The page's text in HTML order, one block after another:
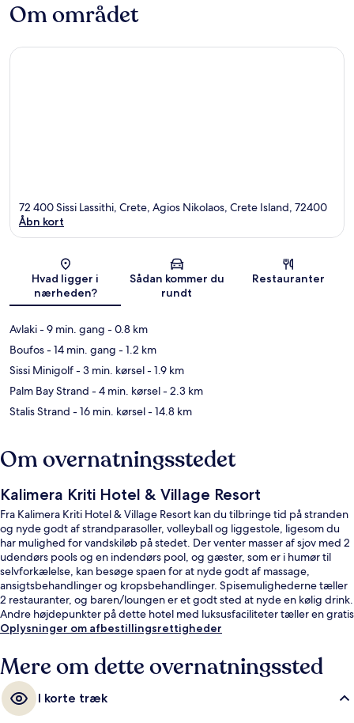
Om området
Kort
72 400 Sissi Lassithi, Crete, Agios Nikolaos, Crete Island, 72400
Åbn kort
Hvad ligger i
nærheden?
Sådan kommer du
rundt
Restauranter
Avlaki- 9 min. gang - 0.8 km
Boufos- 14 min. gang - 1.2 km
Sissi Minigolf- 3 min. kørsel- 1.9 km
Palm Bay Strand - 4 min. kørsel- 2.3 km
Stalis Strand - 16 min. kørsel- 14.8 km
Om overnatningsstedet
Kalimera Kriti Hotel & Village Resort
Fra Kalimera Kriti Hotel & Village Resort kan du tilbringe tid på stranden
og nyde godt af strandparasoller, volleyball og liggestole, ligesom du
har mulighed for vandskiløb på stedet. Der venter masser af sjov med 2
udendørs pools og en indendørs pool, og gæster, som er i humør til
selvforkælelse, kan besøge spaen for at nyde godt af massage,
ansigtsbehandlinger og kropsbehandlinger. Spisemulighederne tæller
2 restauranter, og baren/loungen er et godt sted at nyde en kølig drink.
Andre højdepunkter på dette hotel med luksusfaciliteter tæller en gratis
børneklub, en bar ved poolen og et fitnesscenter.
Oplysninger om afbestillingsrettigheder
Mere om dette overnatningssted
I korte træk